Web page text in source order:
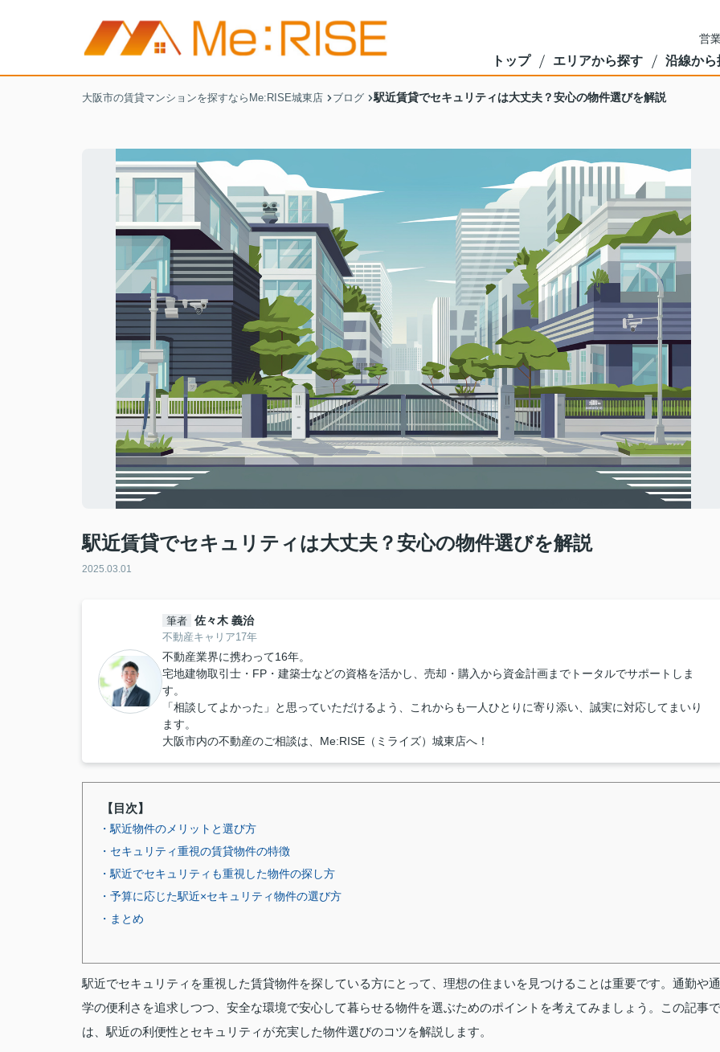
営
トップ エリアから探す 沿線から
大阪市の賃貸マンションを探すならMe:RISE城東店 ブログ 駅近賃貸でセキュリティは大丈夫？安心の物件選びを解説
駅近賃貸でセキュリティは大丈夫？安心の物件選びを解説
2025.03.01
筆者 佐々木 義治
不動産キャリア17年
不動産業界に携わって16年。
宅地建物取引士・FP・建築士などの資格を活かし、売却・購入から資金計画までトータルでサポートしま
す。
「相談してよかった」と思っていただけるよう、これからも一人ひとりに寄り添い、誠実に対応してまいり
ます。
大阪市内の不動産のご相談は、Me:RISE（ミライズ）城東店へ！
【目次】
・駅近物件のメリットと選び方
・セキュリティ重視の賃貸物件の特徴
・駅近でセキュリティも重視した物件の探し方
・予算に応じた駅近×セキュリティ物件の選び方
・まとめ
駅近でセキュリティを重視した賃貸物件を探している方にとって、理想の住まいを見つけることは重要です。通勤や通
学の便利さを追求しつつ、安全な環境で安心して暮らせる物件を選ぶためのポイントを考えてみましょう。この記事で
は、駅近の利便性とセキュリティが充実した物件選びのコツを解説します。